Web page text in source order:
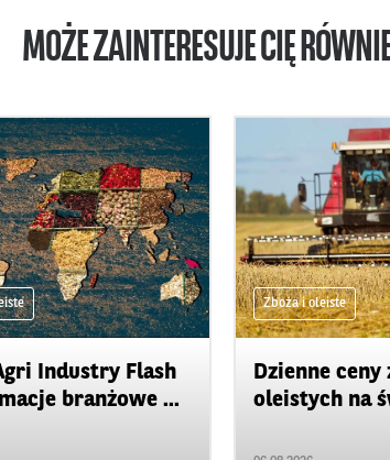
MOŻE ZAINTERESUJE CIĘ
Industry Flash
branżowe ...
Zboża i oleiste
Dzienne ceny
oleistych na